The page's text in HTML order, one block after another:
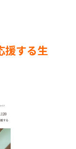
援する生